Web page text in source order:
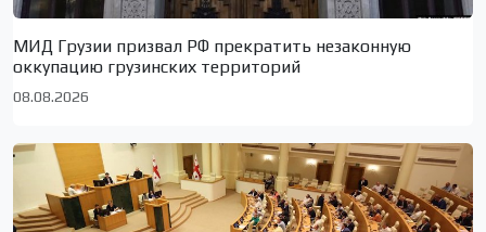
МИД Грузии призвал РФ прекратить незаконную
оккупацию грузинских территорий
08.08.2026